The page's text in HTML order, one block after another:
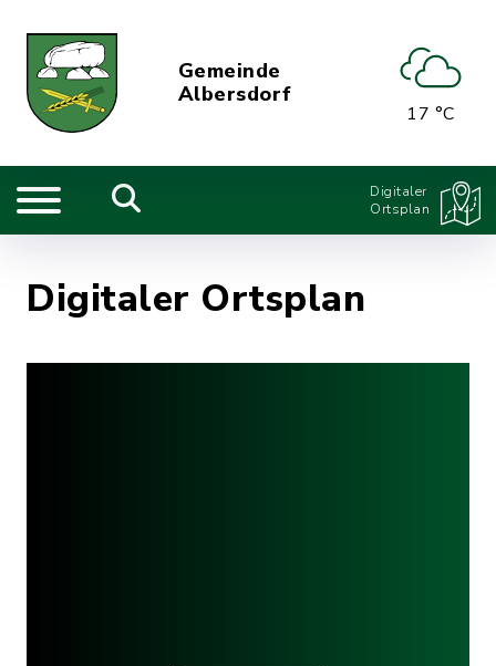
Gemeinde
Albersdorf
17 °C
Digitaler
Ortsplan
Digitaler Ortsplan